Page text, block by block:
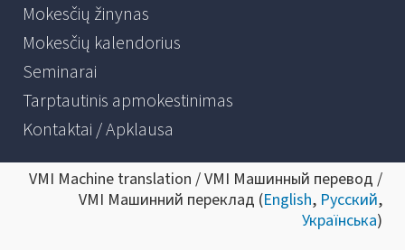
Mokesčių žinynas
Mokesčių kalendorius
Seminarai
Tarptautinis apmokestinimas
Kontaktai / Apklausa
VMI Machine translation / VMI Машинный перевод /
VMI Машинний переклад (English, Русский,
Українська)